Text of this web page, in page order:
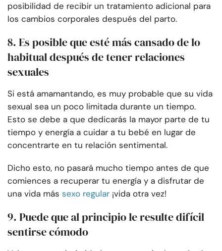
posibilidad de recibir un tratamiento adicional para
los cambios corporales después del parto.
8. Es posible que esté más cansado de lo
habitual después de tener relaciones
sexuales
Si está amamantando, es muy probable que su vida
sexual sea un poco limitada durante un tiempo.
Esto se debe a que dedicarás la mayor parte de tu
tiempo y energía a cuidar a tu bebé en lugar de
concentrarte en tu relación sentimental.
Dicho esto, no pasará mucho tiempo antes de que
comiences a recuperar tu energía y a disfrutar de
una vida más sexo regular ¡vida otra vez!
9. Puede que al principio le resulte difícil
sentirse cómodo